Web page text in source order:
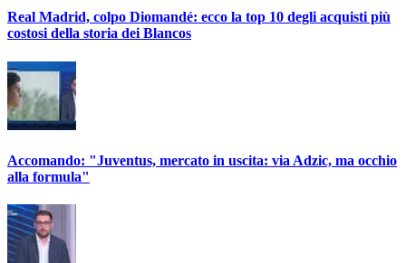
Real Madrid, colpo Diomandé: ecco la top 10 degli acquisti più
costosi della storia dei Blancos
Accomando: "Juventus, mercato in uscita: via Adzic, ma occhio
alla formula"